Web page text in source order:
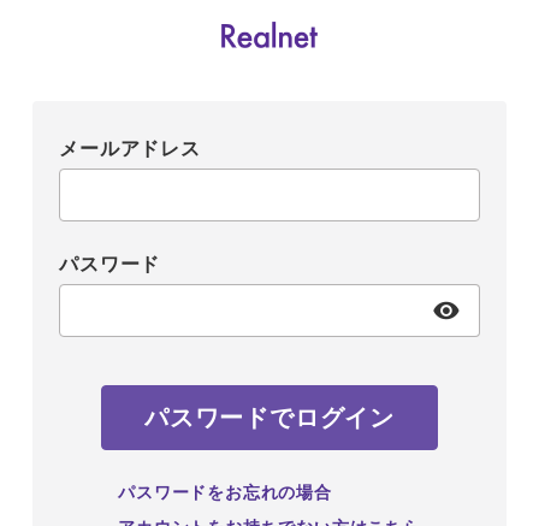
メールアドレス
パスワード
パスワードでログイン
パスワードをお忘れの場合